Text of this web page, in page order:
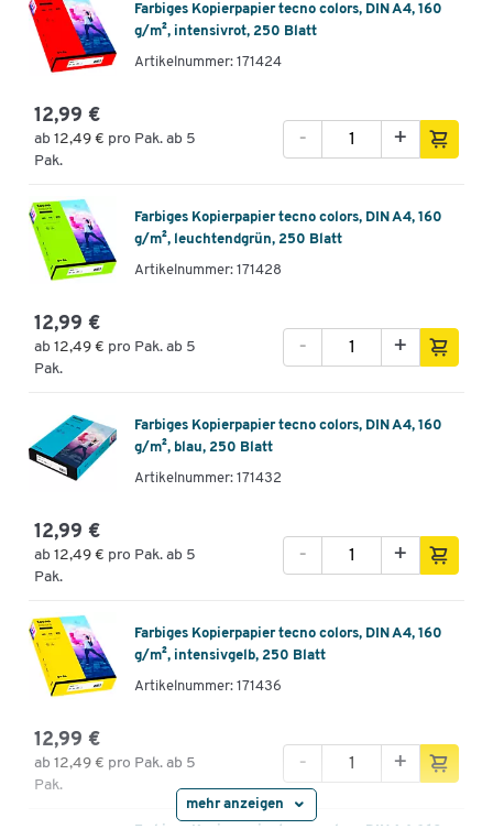
Farbiges Kopierpapier tecno colors, DIN A4, 160
g/m², intensivrot, 250 Blatt
Artikelnummer: 171424
12,99 €
ab 12,49 € pro Pak. ab 5
Pak.
+
-
Farbiges Kopierpapier tecno colors, DIN A4, 160
g/m², leuchtendgrün, 250 Blatt
Artikelnummer: 171428
12,99 €
ab 12,49 € pro Pak. ab 5
Pak.
+
-
Farbiges Kopierpapier tecno colors, DIN A4, 160
g/m², blau, 250 Blatt
Artikelnummer: 171432
12,99 €
ab 12,49 € pro Pak. ab 5
Pak.
+
-
Farbiges Kopierpapier tecno colors, DIN A4, 160
g/m², intensivgelb, 250 Blatt
Artikelnummer: 171436
12,99 €
ab 12,49 € pro Pak. ab 5
Pak.
+
-
mehr anzeigen